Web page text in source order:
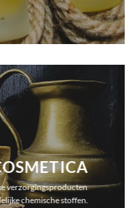
verzorgingsproducten
chemische stoffen.